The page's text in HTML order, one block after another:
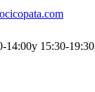
14:00y 15:30-19:30